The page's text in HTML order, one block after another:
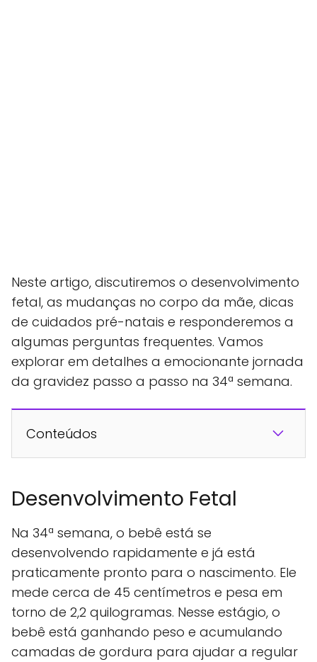
Neste artigo, discutiremos o desenvolvimento
fetal, as mudanças no corpo da mãe, dicas
de cuidados pré-natais e responderemos a
algumas perguntas frequentes. Vamos
explorar em detalhes a emocionante jornada
da gravidez passo a passo na 34ª semana.
Conteúdos
Desenvolvimento Fetal
Na 34ª semana, o bebê está se
desenvolvendo rapidamente e já está
praticamente pronto para o nascimento. Ele
mede cerca de 45 centímetros e pesa em
torno de 2,2 quilogramas. Nesse estágio, o
bebê está ganhando peso e acumulando
camadas de gordura para ajudar a regular